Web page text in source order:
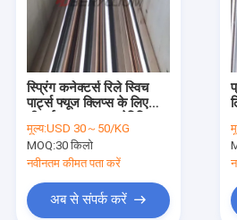
स्प्रिंग कनेक्टर्स रिले स्विच
पार्ट्स फ्यूज क्लिप्स के लिए
कॉपर ट्यूब
मूल्य:USD 30～50/KG
MOQ:30 किलो
नवीनतम कीमत पता करें
अब से संपर्क करें